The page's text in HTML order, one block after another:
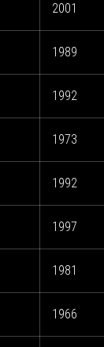
2001
1989
1992
1973
1992
1997
1981
1966